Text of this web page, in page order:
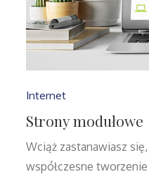
Internet
Strony modułowe
Wciąż zastanawiasz
współczesne